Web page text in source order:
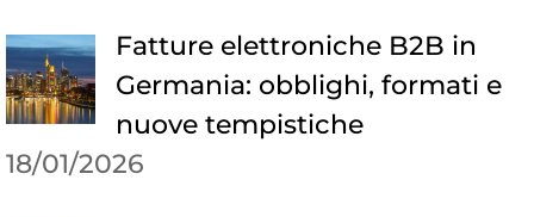
Fatture elettroniche B2B in
Germania: obblighi, formati e
nuove tempistiche
18/01/2026